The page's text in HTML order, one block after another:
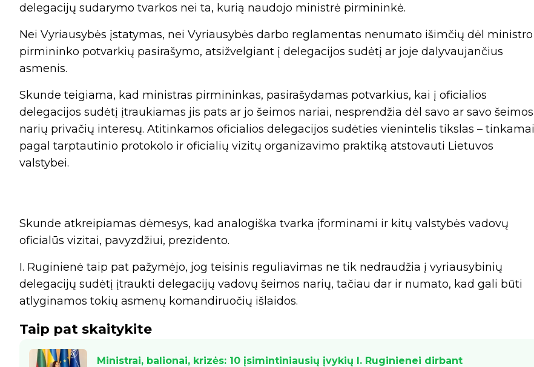
delegacijų sudarymo tvarkos nei ta, kurią naudojo ministrė pirmininkė.
Nei Vyriausybės įstatymas, nei Vyriausybės darbo reglamentas nenumato išimčių dėl ministro
pirmininko potvarkių pasirašymo, atsižvelgiant į delegacijos sudėtį ar joje dalyvaujančius
asmenis.
Skunde teigiama, kad ministras pirmininkas, pasirašydamas potvarkius, kai į oficialios
delegacijos sudėtį įtraukiamas jis pats ar jo šeimos nariai, nesprendžia dėl savo ar savo šeimos
narių privačių interesų. Atitinkamos oficialios delegacijos sudėties vienintelis tikslas – tinkamai
pagal tarptautinio protokolo ir oficialių vizitų organizavimo praktiką atstovauti Lietuvos
valstybei.
Skunde atkreipiamas dėmesys, kad analogiška tvarka įforminami ir kitų valstybės vadovų
oficialūs vizitai, pavyzdžiui, prezidento.
I. Ruginienė taip pat pažymėjo, jog teisinis reguliavimas ne tik nedraudžia į vyriausybinių
delegacijų sudėtį įtraukti delegacijų vadovų šeimos narių, tačiau dar ir numato, kad gali būti
atlyginamos tokių asmenų komandiruočių išlaidos.
Taip pat skaitykite
Ministrai, balionai, krizės: 10 įsimintiniausių įvykių I. Ruginienei dirbant